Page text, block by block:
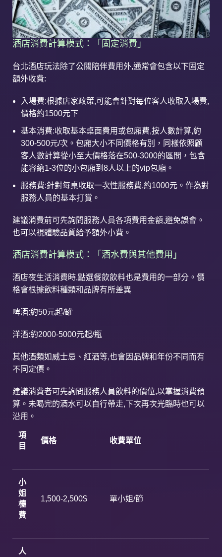
酒店消費計算模式：「固定消費」
台北酒店玩法除了公關陪伴費用外,通常會包含以下固定
額外收費:
入場費:根據店家政策,可能會針對每位客人收取入場費,
價格約1500元下
基本消費:收取基本桌面費用或包廂費,按人數計算,約
300-500元/次。包廂大小不同價格有別，同樣依照顧
客人數計算從小至大價格落在500-3000的區間，包含
能容納1-3位的小包廂到8人以上的vip包廂。
服務費:針對每桌收取一次性服務費,約1000元。作為對
服務人員的基本打賞。
建議消費前可先詢問服務人員各項費用金額,避免誤會。
也可以視體驗品質給予額外小費。
酒店消費計算模式：「酒水費與其他費用」
酒店夜生活消費時,點選餐飲飲料也是費用的一部分。價
格會根據飲料種類和品牌有所差異
啤酒:約50元起/罐
洋酒:約2000-5000元起/瓶
其他酒類如威士忌、紅酒等,也會因品牌和年份不同而有
不同定價。
建議消費者可先詢問服務人員飲料的價位,以掌握消費預
算。未喝完的酒水可以自行帶走,下次再次光臨時也可以
沿用。
項
目
價格 收費單位
小
姐
檯
費
1,500-2,500$ 單小姐/節
人